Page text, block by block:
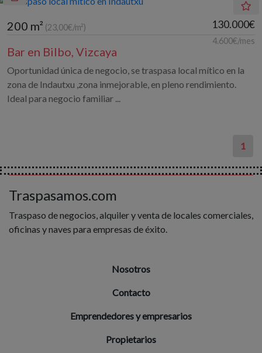
200 m² (23,00€/m²) 130.000€
4.600€/mes
Bar en Bilbo, Vizcaya
Oportunidad única de negocio, se traspasa local mítico en la
zona de Indautxu ,zona inmejorable, en pleno rendimiento.
Ideal para negocio familiar ...
1
Traspasamos.com
Traspaso de negocios, alquiler y venta de locales comerciales,
oficinas y naves para empresas de éxito.
Nosotros
Contacto
Emprendedores y empresarios
Propietarios